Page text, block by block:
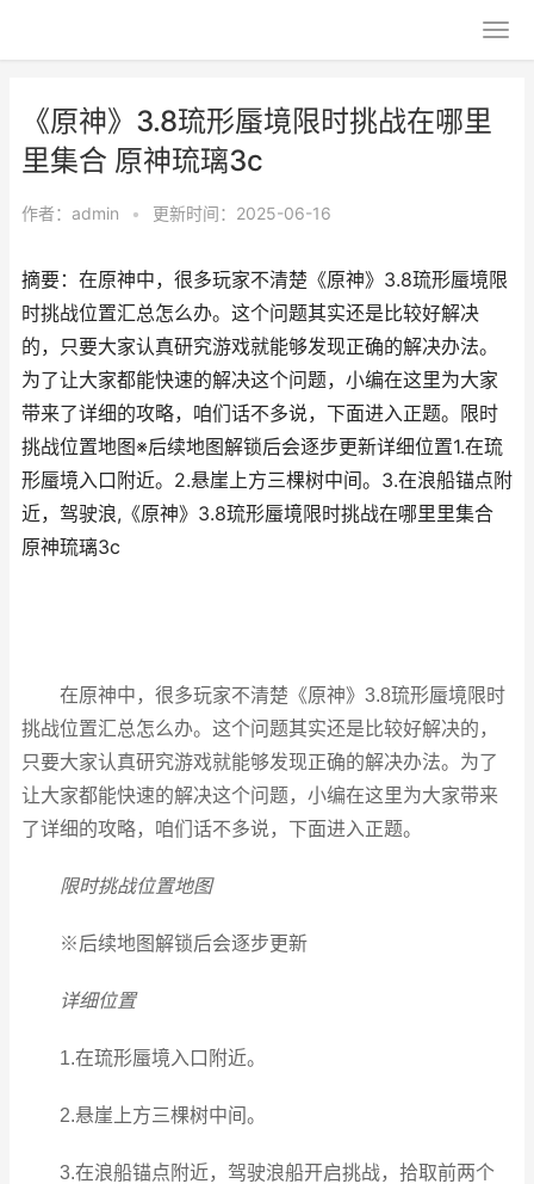
《原神》3.8琉形蜃境限时挑战在哪里
里集合 原神琉璃3c
作者： admin • 更新时间：2025-06-16
摘要：在原神中，很多玩家不清楚《原神》3.8琉形蜃境限
时挑战位置汇总怎么办。这个问题其实还是比较好解决
的，只要大家认真研究游戏就能够发现正确的解决办法。
为了让大家都能快速的解决这个问题，小编在这里为大家
带来了详细的攻略，咱们话不多说，下面进入正题。限时
挑战位置地图※后续地图解锁后会逐步更新详细位置1.在琉
形蜃境入口附近。2.悬崖上方三棵树中间。3.在浪船锚点附
近，驾驶浪,《原神》3.8琉形蜃境限时挑战在哪里里集合
原神琉璃3c
在原神中，很多玩家不清楚《原神》3.8琉形蜃境限时
挑战位置汇总怎么办。这个问题其实还是比较好解决的，
只要大家认真研究游戏就能够发现正确的解决办法。为了
让大家都能快速的解决这个问题，小编在这里为大家带来
了详细的攻略，咱们话不多说，下面进入正题。
限时挑战位置地图
※后续地图解锁后会逐步更新
详细位置
1.在琉形蜃境入口附近。
2.悬崖上方三棵树中间。
3.在浪船锚点附近，驾驶浪船开启挑战，拾取前两个